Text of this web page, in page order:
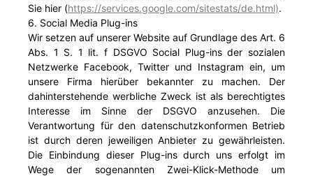
Sie hier (https://services.google.com/sitestats/de.html).
6. Social Media Plug-ins
Wir setzen auf unserer Website auf Grundlage des Art. 6
Abs. 1 S. 1 lit. f DSGVO Social Plug-ins der sozialen
Netzwerke Facebook, Twitter und Instagram ein, um
unsere Firma hierüber bekannter zu machen. Der
dahinterstehende werbliche Zweck ist als berechtigtes
Interesse im Sinne der DSGVO anzusehen. Die
Verantwortung für den datenschutzkonformen Betrieb
ist durch deren jeweiligen Anbieter zu gewährleisten.
Die Einbindung dieser Plug-ins durch uns erfolgt im
Wege der sogenannten Zwei-Klick-Methode um